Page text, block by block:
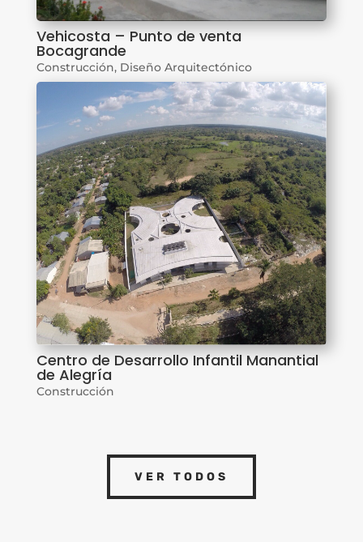
Vehicosta – Punto de venta
Bocagrande
Construcción, Diseño Arquitectónico
Centro de Desarrollo Infantil Manantial
de Alegría
Construcción
VER TODOS